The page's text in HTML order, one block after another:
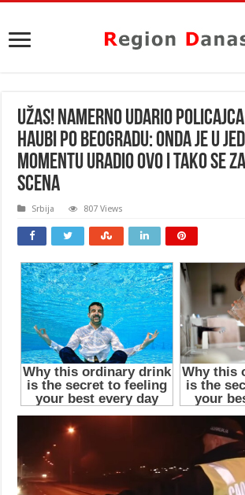
UŽAS! NAMERNO UDARIO
HAUBI PO BEOGRADU: Onda je u
momentu uradio OVO i tako se
SCENA
Srbija 807 Views